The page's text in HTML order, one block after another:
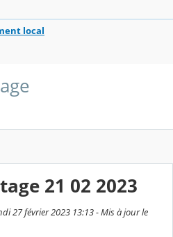
local
21 02 2023
27 février 2023 13:13 - Mis à jour le